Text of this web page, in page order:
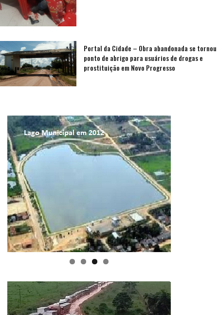
Portal da Cidade – Obra abandonada se tornou
ponto de abrigo para usuários de drogas e
prostituição em Novo Progresso